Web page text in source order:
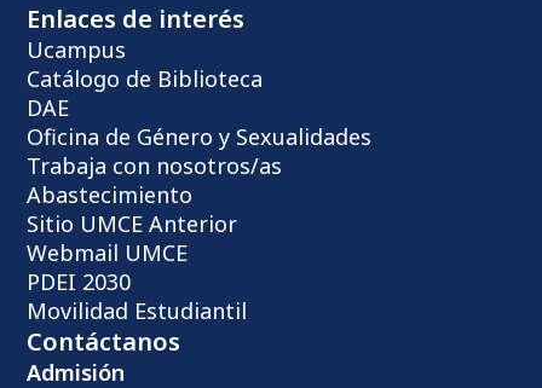
Enlaces de interés
Ucampus
Catálogo de Biblioteca
DAE
Oficina de Género y Sexualidades
Trabaja con nosotros/as
Abastecimiento
Sitio UMCE Anterior
Webmail UMCE
PDEI 2030
Movilidad Estudiantil
Contáctanos
Admisión